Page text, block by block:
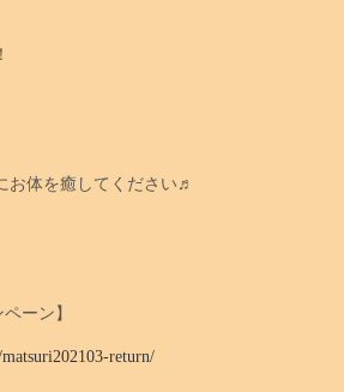
お体を癒してください♬
ーン】
return/